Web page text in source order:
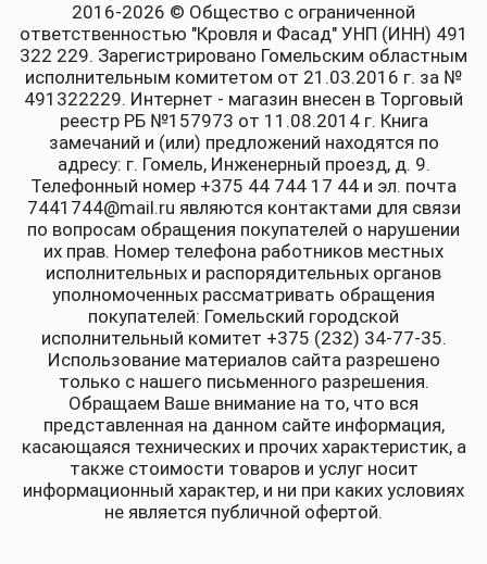
2016-2026 © Общество с ограниченной
ответственностью "Кровля и Фасад" УНП (ИНН) 491
322 229. Зарегистрировано Гомельским областным
исполнительным комитетом от 21.03.2016 г. за №
491322229. Интернет - магазин внесен в Торговый
реестр РБ №157973 от 11.08.2014 г. Книга
замечаний и (или) предложений находятся по
адресу: г. Гомель, Инженерный проезд, д. 9.
Телефонный номер +375 44 744 17 44 и эл. почта
7441744@mail.ru являются контактами для связи
по вопросам обращения покупателей о нарушении
их прав. Номер телефона работников местных
исполнительных и распорядительных органов
уполномоченных рассматривать обращения
покупателей: Гомельский городской
исполнительный комитет +375 (232) 34-77-35.
Использование материалов сайта разрешено
только с нашего письменного разрешения.
Обращаем Ваше внимание на то, что вся
представленная на данном сайте информация,
касающаяся технических и прочих характеристик, а
также стоимости товаров и услуг носит
информационный характер, и ни при каких условиях
не является публичной офертой.